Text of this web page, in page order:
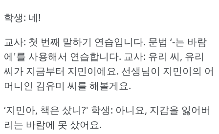
학생: 네!
교사: 첫 번째 말하기 연습입니다. 문법 ‘-는 바람
에'를 사용해서 연습합니다. 교사: 유리 씨, 유리
씨가 지금부터 지민이에요. 선생님이 지민이의 어
머니인 김유미 씨를 해볼게요.
‘지민아, 책은 샀니?' 학생: 아니요, 지갑을 잃어버
리는 바람에 못 샀어요.